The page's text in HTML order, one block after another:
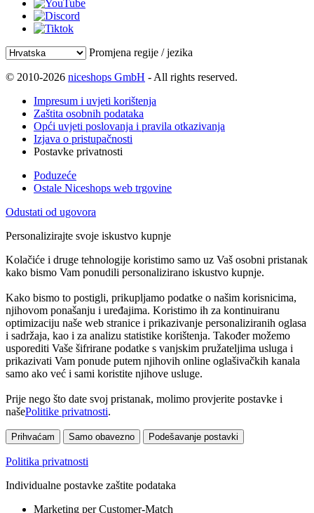
Promjena regije / jezika
© 2010-2026 niceshops GmbH - All rights reserved.
Impresum i uvjeti korištenja
Zaštita osobnih podataka
Opći uvjeti poslovanja i pravila otkazivanja
Izjava o pristupačnosti
Postavke privatnosti
Poduzeće
Ostale Niceshops web trgovine
Odustati od ugovora
Personalizirajte svoje iskustvo kupnje
Kolačiće i druge tehnologije koristimo samo uz Vaš osobni pristanak
kako bismo Vam ponudili personalizirano iskustvo kupnje.
Kako bismo to postigli, prikupljamo podatke o našim korisnicima,
njihovom ponašanju i uređajima. Koristimo ih za kontinuiranu
optimizaciju naše web stranice i prikazivanje personaliziranih oglasa
i sadržaja, kao i za analizu statistike korištenja. Također možemo
usporediti Vaše šifrirane podatke s vanjskim pružateljima usluga i
prikazivati Vam ponude putem njihovih online oglašivačkih kanala
samo ako već i sami koristite njihove usluge.
Prije nego što date svoj pristanak, molimo provjerite postavke i
našePolitike privatnosti.
Prihvaćam Samo obavezno Podešavanje postavki
Politika privatnosti
Individualne postavke zaštite podataka
Marketing per Customer-Match